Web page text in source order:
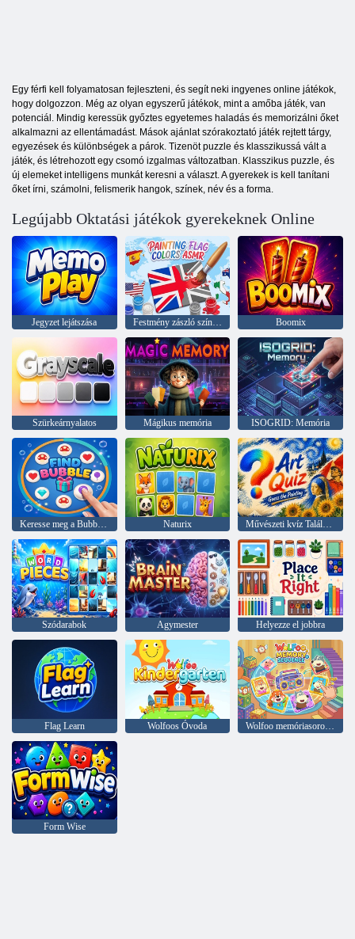
Egy férfi kell folyamatosan fejleszteni, és segít neki ingyenes online játékok,
hogy dolgozzon. Még az olyan egyszerű játékok, mint a amőba játék, van
potenciál. Mindig keressük győztes egyetemes haladás és memorizálni őket
alkalmazni az ellentámadást. Mások ajánlat szórakoztató játék rejtett tárgy,
egyezések és különbségek a párok. Tizenöt puzzle és klasszikussá vált a
játék, és létrehozott egy csomó izgalmas változatban. Klasszikus puzzle, és
új elemeket intelligens munkát keresni a választ. A gyerekek is kell tanítani
őket írni, számolni, felismerik hangok, színek, név és a forma.
Legújabb Oktatási játékok gyerekeknek Online
Jegyzet lejátszása Festmény zászló színek ASMR Boomix
Szürkeárnyalatos Mágikus memória ISOGRID: Memória
Naturix
Szódarabok Agymester Helyezze el jobbra
Flag Learn Wolfoos Óvoda
Form Wise